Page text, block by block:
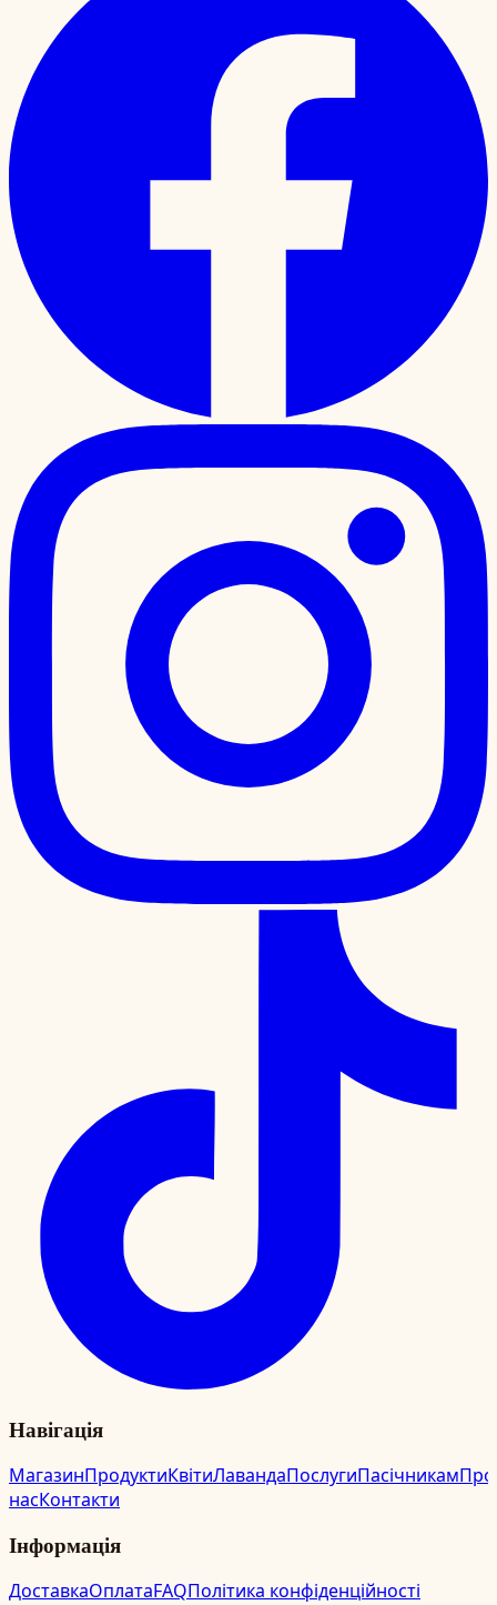
Навігація
МагазинПродуктиКвітиЛавандаПослугиПасічникамПро
насКонтакти
Інформація
ДоставкаОплатаFAQПолітика конфіденційності